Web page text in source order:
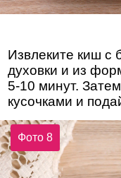
Извлеките киш с
духовки и из
5-10 минут.
кусочками и
Фото 8